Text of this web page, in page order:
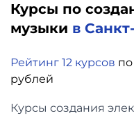
Курсы по
музыки в
Рейтинг 12 курсов по
рублей
Курсы создания
Бизнес
и
финансы